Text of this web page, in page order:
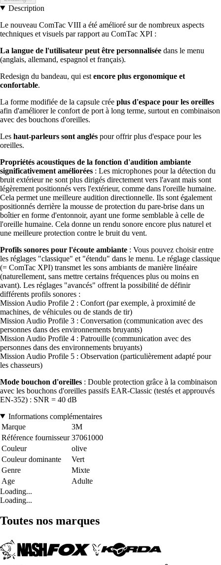
Description
Le nouveau ComTac VIII a été amélioré sur de nombreux aspects
techniques et visuels par rapport au ComTac XPI :
La langue de l'utilisateur peut être personnalisée dans le menu
(anglais, allemand, espagnol et français).
Redesign du bandeau, qui est encore plus ergonomique et
confortable.
La forme modifiée de la capsule crée plus d'espace pour les oreilles
afin d'améliorer le confort de port à long terme, surtout en combinaison
avec des bouchons d'oreilles.
Les haut-parleurs sont anglés pour offrir plus d'espace pour les
oreilles.
Propriétés acoustiques de la fonction d'audition ambiante
significativement améliorées : Les microphones pour la détection du
bruit extérieur ne sont plus dirigés directement vers l'avant mais sont
légèrement positionnés vers l'extérieur, comme dans l'oreille humaine.
Cela permet une meilleure audition directionnelle. Ils sont également
positionnés derrière la mousse de protection du pare-brise dans un
boîtier en forme d'entonnoir, ayant une forme semblable à celle de
l'oreille humaine. Cela donne un rendu sonore encore plus naturel et
une meilleure protection contre le bruit du vent.
Profils sonores pour l'écoute ambiante : Vous pouvez choisir entre
les réglages "classique" et "étendu" dans le menu. Le réglage classique
(= ComTac XPI) transmet les sons ambiants de manière linéaire
(naturellement, sans mettre certains fréquences plus ou moins en
avant). Les réglages "avancés" offrent la possibilité de définir
différents profils sonores :
Mission Audio Profile 2 : Confort (par exemple, à proximité de
machines, de véhicules ou de stands de tir)
Mission Audio Profile 3 : Conversation (communication avec des
personnes dans des environnements bruyants)
Mission Audio Profile 4 : Patrouille (communication avec des
personnes dans des environnements bruyants)
Mission Audio Profile 5 : Observation (particulièrement adapté pour
les chasseurs)
Mode bouchon d'oreilles : Double protection grâce à la combinaison
avec les bouchons d'oreilles passifs EAR-Classic (testés et approuvés
EN-352) : SNR = 40 dB
Informations complémentaires
Marque
3M
Référence fournisseur 37061000
Couleur
olive
Couleur dominante
Vert
Genre
Mixte
Age
Adulte
Loading...
Loading...
Toutes nos marques